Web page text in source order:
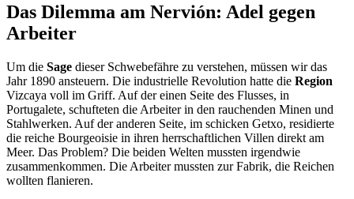
Das Dilemma am Nervión: Adel gegen
Arbeiter
Um die Sage dieser Schwebefähre zu verstehen, müssen wir das
Jahr 1890 ansteuern. Die industrielle Revolution hatte die Region
Vizcaya voll im Griff. Auf der einen Seite des Flusses, in
Portugalete, schufteten die Arbeiter in den rauchenden Minen und
Stahlwerken. Auf der anderen Seite, im schicken Getxo, residierte
die reiche Bourgeoisie in ihren herrschaftlichen Villen direkt am
Meer. Das Problem? Die beiden Welten mussten irgendwie
zusammenkommen. Die Arbeiter mussten zur Fabrik, die Reichen
wollten flanieren.